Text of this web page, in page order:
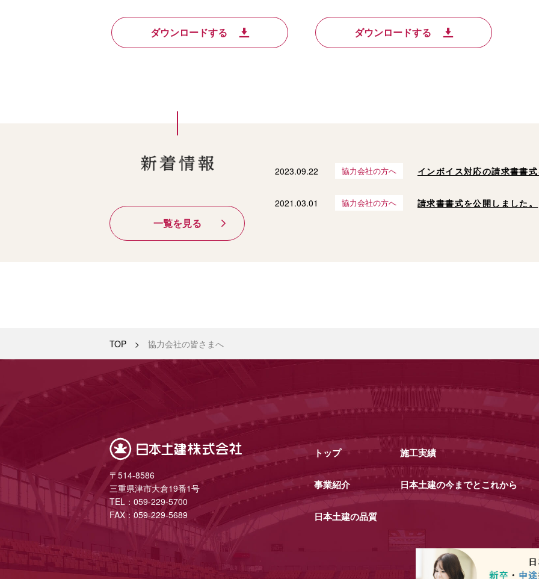
ダウンロードする ダウンロードする
一覧を見る
2023.09.22 協力会社の方へ インボイス対応の請求書書
2021.03.01 協力会社の方へ 請求書書式を公開しました。
TOP > 協力会社の皆さまへ
〒514-8586
三重県津市大倉19番1号
TEL：059-229-5700
FAX：059-229-5689
トップ
事業紹介
日本土建の品質
施工実績
日本土建の今までとこれから